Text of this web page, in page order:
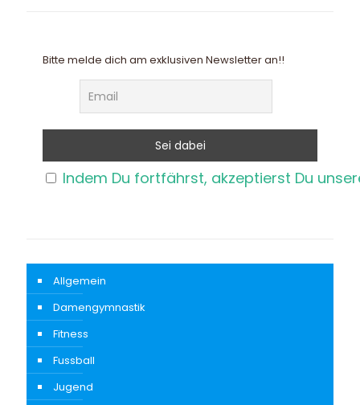
Bitte melde dich am exklusiven Newsletter an!!
Indem Du fortfährst, akzeptierst Du
Allgemein
Damengymnastik
Fitness
Fussball
Jugend